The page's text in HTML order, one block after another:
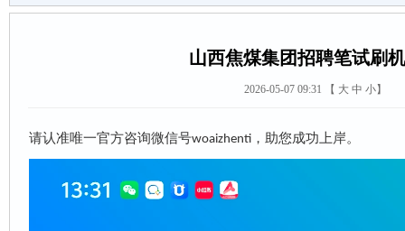
山西焦煤集团招聘笔试刷
2026-05-07 09:31 【 大 中 小】
请认准唯一官方咨询微信号woaizhenti，助您成功上岸。